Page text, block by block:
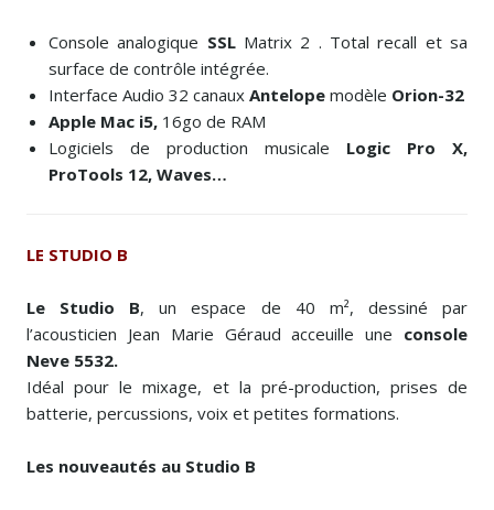
Console analogique SSL Matrix 2 . Total recall et sa
surface de contrôle intégrée.
Interface Audio 32 canaux Antelope modèle Orion-32
Apple Mac i5, 16go de RAM
Logiciels de production musicale Logic Pro X,
ProTools 12, Waves…
LE STUDIO B
Le Studio B, un espace de 40 m², dessiné par
l’acousticien Jean Marie Géraud acceuille une console
Neve 5532.
Idéal pour le mixage, et la pré-production, prises de
batterie, percussions, voix et petites formations.
Les nouveautés au Studio B